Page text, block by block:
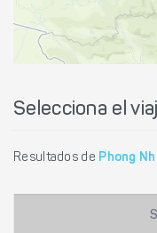
Selecciona el
Resultados de Phong